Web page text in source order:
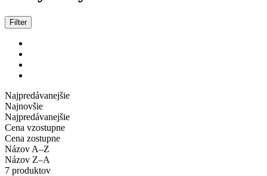
Filter
Najpredávanejšie
Najnovšie
Najpredávanejšie
Cena vzostupne
Cena zostupne
Názov A–Z
Názov Z–A
7 produktov